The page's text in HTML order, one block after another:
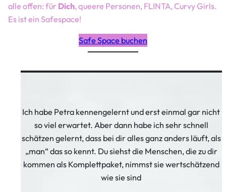
alle offen: für Dich, queere Personen, FLINTA, Curvy Girls.
Es ist ein Safespace!
Safe Space buchen
Ich habe Petra kennengelernt und erst einmal gar nicht
so viel erwartet. Aber dann habe ich sehr schnell
schätzen gelernt, dass bei dir alles ganz anders läuft, als
„man“ das so kennt. Du siehst die Menschen, die zu dir
kommen als Komplettpaket, nimmst sie wertschätzend
wie sie sind